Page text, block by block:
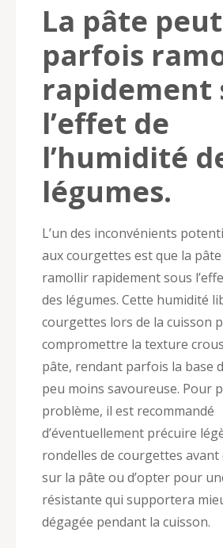
La pâte peut
parfois
rapidement
l’effet de
l’humidité
légumes.
L’un des inconvénients
aux courgettes est que la
ramollir rapidement sous
des légumes. Cette humidité
courgettes lors de la cuisson
compromettre la texture
pâte, rendant parfois la base
peu moins savoureuse. Pour
problème, il est recommandé
d’éventuellement précuire
rondelles de courgettes avant
sur la pâte ou d’opter pour
résistante qui supportera
dégagée pendant la cuisson.